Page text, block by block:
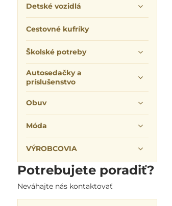
Detské vozidlá
Cestovné kufríky
Školské potreby
Autosedačky a
príslušenstvo
Obuv
Móda
VÝROBCOVIA
Potrebujete poradiť?
Neváhajte nás kontaktovať